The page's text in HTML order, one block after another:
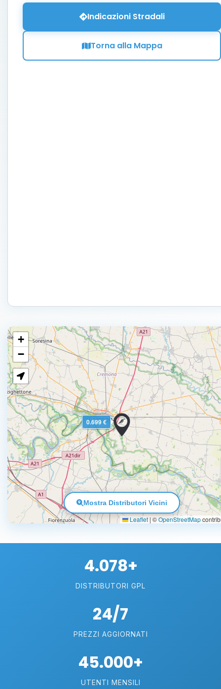
Indicazioni Stradali
Torna alla Mappa
0.699 €
+
−
Leaflet | ©OpenStreetMap
Mostra Distributori Vicini
4.078+
DISTRIBUTORI GPL
24/7
PREZZI AGGIORNATI
45.000+
UTENTI MENSILI